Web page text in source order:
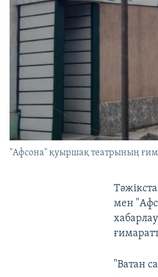
"Афсона" қуыршақ театрының
мен
"Ватан